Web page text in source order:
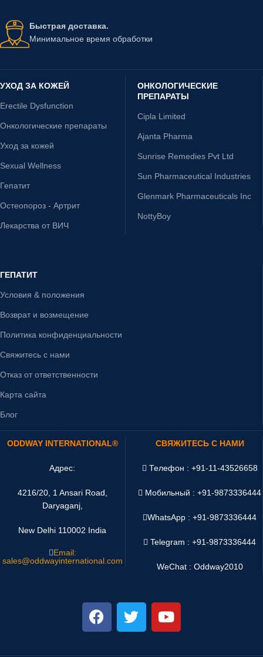
Быстрая доставка.
Минимальное время обработки
УХОД ЗА КОЖЕЙ
Erectile Dysfunction
Онкологические препараты
Уход за кожей
Sexual Wellness
Гепатит
Остеопороз - Артрит
Лекарства от ВИЧ
ОНКОЛОГИЧЕСКИЕ
ПРЕПАРАТЫ
Cipla Limited
Ajanta Pharma
Sunrise Remedies Pvt Ltd
Sun Pharmaceutical Industries
Glenmark Pharmaceuticals Inc
NottyBoy
ГЕПАТИТ
Условия & положения
Возврат и возмещение
Политика конфиденциальности
Свяжитесь с нами
Отказ от ответственности
Карта сайта
Блог
ODDWAY INTERNATIONAL®
Адрес:
4216/20, 1 Ansari Road,
Daryaganj,
New Delhi 110002 India
Email:
sales@oddwayinternational.com
СВЯЖИТЕСЬ С НАМИ
Телефон : +91-11-43526658
Мобильный : +91-9873336444
WhatsApp :+91-9873336444
Telegram : +91-9873336444
WeChat : Oddway2010